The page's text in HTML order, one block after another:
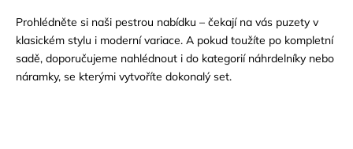
Prohlédněte si naši pestrou nabídku – čekají na vás puzety v
klasickém stylu i moderní variace. A pokud toužíte po kompletní
sadě, doporučujeme nahlédnout i do kategorií náhrdelníky nebo
náramky, se kterými vytvoříte dokonalý set.